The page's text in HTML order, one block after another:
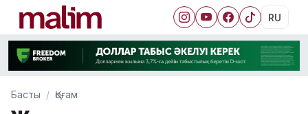
RU
Басты Қоғам